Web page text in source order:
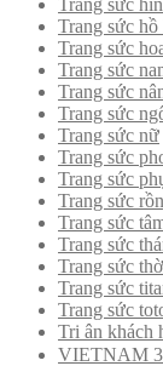
Trang sức
Trang sức
Trang sức
Trang sức
Trang sức
Trang sức nữ
Trang sức
Trang sức
Trang sức
Trang sức
Trang sức
Trang sức
Trang sức
Trang sức
Tri ân khách
VIETNAM